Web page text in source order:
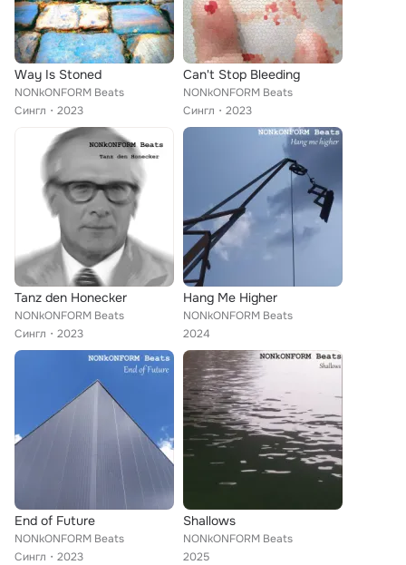
Way Is Stoned
NONkONFORM Beats
Сингл
2023
Can't Stop Bleeding
NONkONFORM Beats
Сингл
2023
Tanz den Honecker
NONkONFORM Beats
Сингл
2023
Hang Me Higher
NONkONFORM Beats
2024
End of Future
NONkONFORM Beats
Сингл
2023
Shallows
NONkONFORM Beats
2025